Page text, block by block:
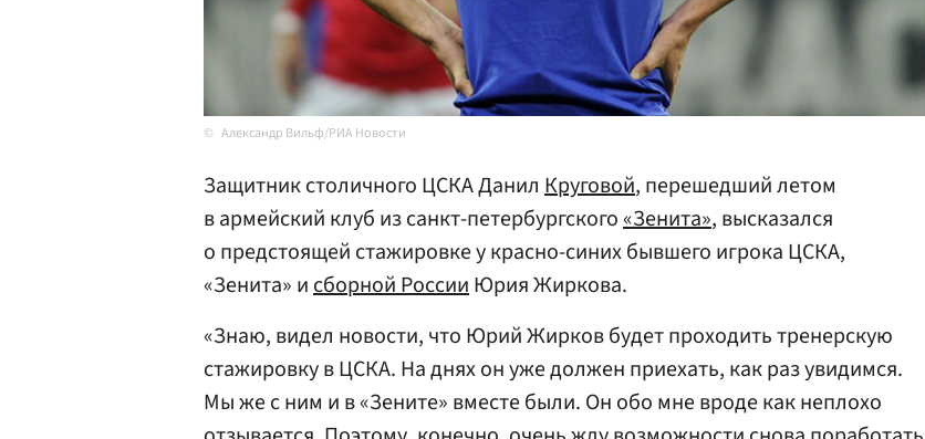
Александр Вильф/РИА Новости
Защитник столичного ЦСКА Данил Круговой, перешедший летом
в армейский клуб из санкт-петербургского«Зенита», высказался
о предстоящей стажировке у красно-синих бывшего игрока ЦСКА,
«Зенита» исборной РоссииЮрия Жиркова.
«Знаю, видел новости, что Юрий Жирков будет проходить тренерскую
стажировку в ЦСКА. На днях он уже должен приехать, как раз увидимся.
Мы же с ним и в «Зените» вместе были. Он обо мне вроде как неплохо